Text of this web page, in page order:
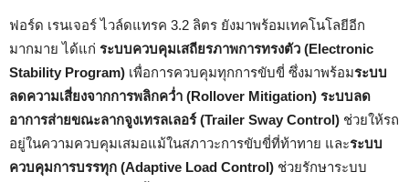
ฟอร์ด เรนเจอร์ ไวล์ดแทรค 3.2 ลิตร ยังมาพร้อมเทคโนโลยีอีก
มากมาย ได้แก่ ระบบควบคุมเสถียรภาพการทรงตัว (Electronic
Stability Program) เพื่อการควบคุมทุกการขับขี่ ซึ่งมาพร้อมระบบ
ลดความเสี่ยงจากการพลิกคว่ำ (Rollover Mitigation) ระบบลด
อาการส่ายขณะลากจูงเทรลเลอร์ (Trailer Sway Control) ช่วยให้รถ
อยู่ในความควบคุมเสมอแม้ในสภาวะการขับขี่ที่ท้าทาย และระบบ
ควบคุมการบรรทุก (Adaptive Load Control) ช่วยรักษาระบบ